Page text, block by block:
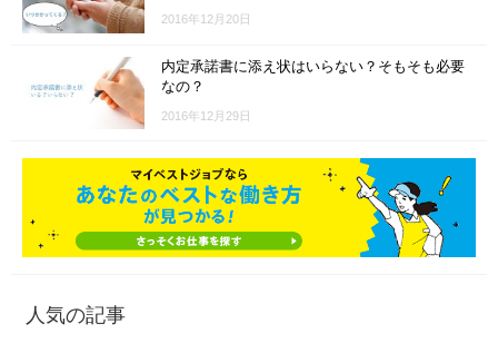
2016年12月20日
内定承諾書に添え状はいらない？そもそも必要
なの？
2016年12月29日
人気の記事